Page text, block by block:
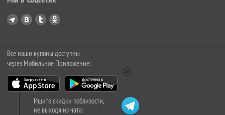
Все наши купоны доступны
через Мобильное Приложение:
Ищите скидки поблизости,
не выходя из чата: